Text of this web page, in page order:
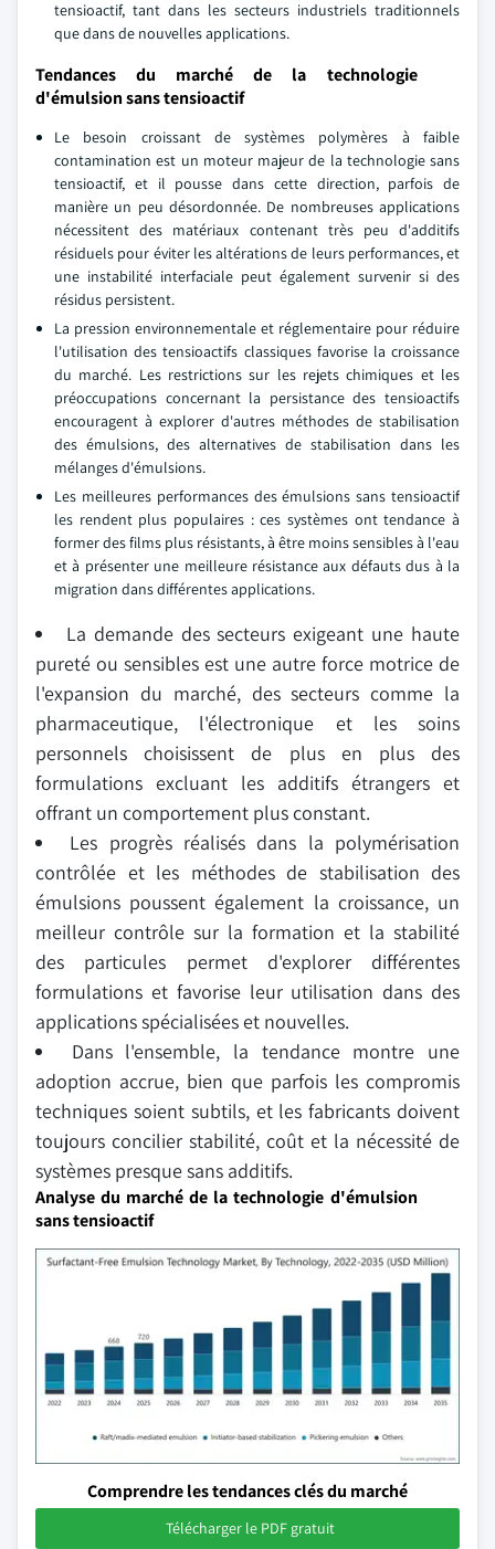
tensioactif, tant dans les secteurs industriels traditionnels
que dans de nouvelles applications.
Tendances du marché de la technologie
d'émulsion sans tensioactif
Le besoin croissant de systèmes polymères à faible
contamination est un moteur majeur de la technologie sans
tensioactif, et il pousse dans cette direction, parfois de
manière un peu désordonnée. De nombreuses applications
nécessitent des matériaux contenant très peu d'additifs
résiduels pour éviter les altérations de leurs performances, et
une instabilité interfaciale peut également survenir si des
résidus persistent.
La pression environnementale et réglementaire pour réduire
l'utilisation des tensioactifs classiques favorise la croissance
du marché. Les restrictions sur les rejets chimiques et les
préoccupations concernant la persistance des tensioactifs
encouragent à explorer d'autres méthodes de stabilisation
des émulsions, des alternatives de stabilisation dans les
mélanges d'émulsions.
Les meilleures performances des émulsions sans tensioactif
les rendent plus populaires : ces systèmes ont tendance à
former des films plus résistants, à être moins sensibles à l'eau
et à présenter une meilleure résistance aux défauts dus à la
migration dans différentes applications.
La demande des secteurs exigeant une haute
pureté ou sensibles est une autre force motrice de
l'expansion du marché, des secteurs comme la
pharmaceutique, l'électronique et les soins
personnels choisissent de plus en plus des
formulations excluant les additifs étrangers et
offrant un comportement plus constant.
Les progrès réalisés dans la polymérisation
contrôlée et les méthodes de stabilisation des
émulsions poussent également la croissance, un
meilleur contrôle sur la formation et la stabilité
des particules permet d'explorer différentes
formulations et favorise leur utilisation dans des
applications spécialisées et nouvelles.
Dans l'ensemble, la tendance montre une
adoption accrue, bien que parfois les compromis
techniques soient subtils, et les fabricants doivent
toujours concilier stabilité, coût et la nécessité de
systèmes presque sans additifs.
Analyse du marché de la technologie d'émulsion
sans tensioactif
Comprendre les tendances clés du marché
Télécharger le PDF gratuit